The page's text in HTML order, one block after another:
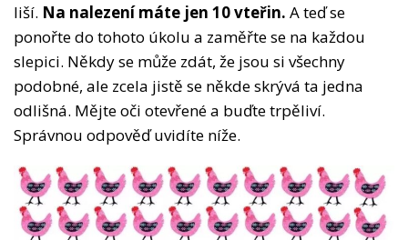
liší. Na nalezení máte jen 10 vteřin. A teď se
ponořte do tohoto úkolu a zaměřte se na každou
slepici. Někdy se může zdát, že jsou si všechny
podobné, ale zcela jistě se někde skrývá ta jedna
odlišná. Mějte oči otevřené a buďte trpěliví.
Správnou odpověď uvidíte níže.